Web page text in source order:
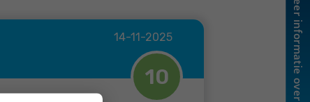
14-11-2025
10